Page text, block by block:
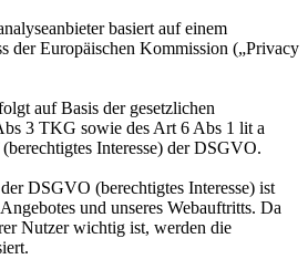
basiert auf einem
der Europäischen Kommission („Privacy
auf Basis der gesetzlichen
3 TKG sowie des Art 6 Abs 1 lit a
Interesse) der DSGVO.
DSGVO (berechtigtes Interesse) ist
und unseres Webauftritts. Da
Nutzer wichtig ist, werden die